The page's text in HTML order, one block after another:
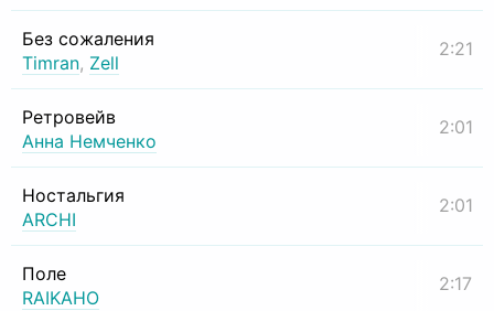
Без сожаления
Timran, Zell
2:21
Ретровейв
Анна Немченко
2:01
Ностальгия
ARCHI
2:01
Поле
RAIKAHO
2:17